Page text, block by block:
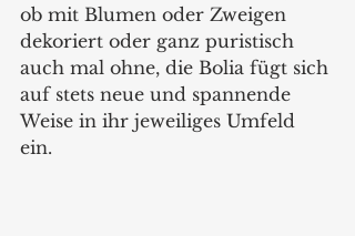
ob mit Blumen oder Zweigen
dekoriert oder ganz puristisch
auch mal ohne, die Bolia fügt sich
auf stets neue und spannende
Weise in ihr jeweiliges Umfeld
ein.